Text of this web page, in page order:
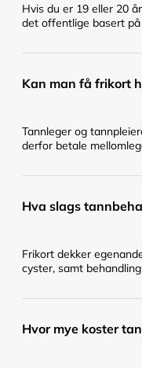
Hvis du er 19 eller 20
det offentlige basert
Kan man få frikort
Tannleger og
derfor betale
Hva slags
Frikort dekker
cyster, samt
Hvor mye koster